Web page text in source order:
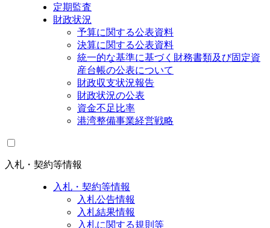
定期監査
財政状況
予算に関する公表資料
決算に関する公表資料
統一的な基準に基づく財務書類及び固定資
産台帳の公表について
財政収支状況報告
財政状況の公表
資金不足比率
港湾整備事業経営戦略
入札・契約等情報
入札・契約等情報
入札公告情報
入札結果情報
入札に関する規則等